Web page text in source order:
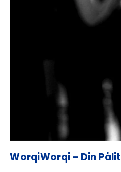
WorqiWorqi – Din